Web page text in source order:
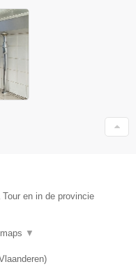
en in de provincie
▼
)